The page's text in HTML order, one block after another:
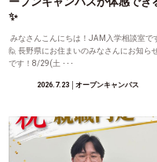
✨
みなさんこんにちは！JAM入学相談室で
🙋 長野県にお住まいのみなさんにお知ら
です！8/29(土 ･･･
2026.7.23 │オープンキャンパス